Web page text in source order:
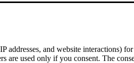
addresses, and website interactions)
are used only if you consent. The